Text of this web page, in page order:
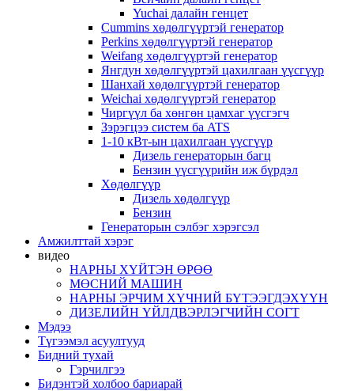
Yuchai далайн генцет
Cummins хөдөлгүүртэй генератор
Perkins хөдөлгүүртэй генератор
Weifang хөдөлгүүртэй генератор
Янгдун хөдөлгүүртэй цахилгаан үүсгүүр
Шанхай хөдөлгүүртэй генератор
Weichai хөдөлгүүртэй генератор
Чиргүүл ба хөнгөн цамхаг үүсгэгч
Зэрэгцээ систем ба ATS
1-10 кВт-ын цахилгаан үүсгүүр
Дизель генераторын багц
Бензин үүсгүүрийн иж бүрдэл
Хөдөлгүүр
Дизель хөдөлгүүр
Бензин
Генераторын сэлбэг хэрэгсэл
Амжилттай хэрэг
видео
НАРНЫ ХҮЙТЭН ӨРӨӨ
МӨСНИЙ МАШИН
НАРНЫ ЭРЧИМ ХҮЧНИЙ БҮТЭЭГДЭХҮҮН
ДИЗЕЛИЙН ҮЙЛДВЭРЛЭГЧИЙН СОГТ
Мэдээ
Түгээмэл асуултууд
Бидний тухай
Гэрчилгээ
Бидэнтэй холбоо бариарай